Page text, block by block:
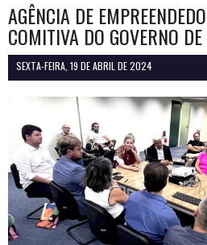
AGÊNCIA DE
COMITIVA DO GOVERNO
SEXTA-FEIRA, 19 DE ABRIL DE 2024